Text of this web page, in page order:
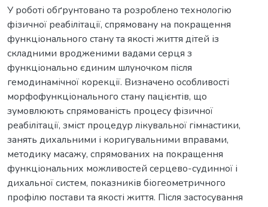
У роботі обґрунтовано та розроблено технологію
фізичної реабілітації, спрямовану на покращення
функціонального стану та якості життя дітей із
складними вродженими вадами серця з
функціонально єдиним шлуночком після
гемодинамічної корекції. Визначено особливості
морфофункціонального стану пацієнтів, що
зумовлюють спрямованість процесу фізичної
реабілітації, зміст процедур лікувальної гімнастики,
занять дихальними і коригувальними вправами,
методику масажу, спрямованих на покращення
функціональних можливостей серцево-судинної і
дихальної систем, показників біогеометричного
профілю постави та якості життя. Після застосування